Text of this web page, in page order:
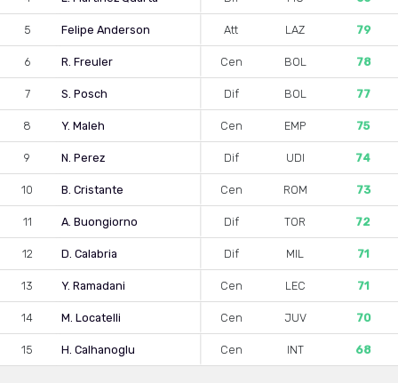
5 Felipe Anderson Att LAZ 79
6 R. Freuler Cen BOL 78
7 S. Posch Dif BOL 77
8 Y. Maleh Cen EMP 75
9 N. Perez Dif UDI 74
10 B. Cristante Cen ROM 73
11 A. Buongiorno Dif TOR 72
12 D. Calabria Dif MIL 71
13 Y. Ramadani Cen LEC 71
14 M. Locatelli Cen JUV 70
15 H. Calhanoglu Cen INT 68